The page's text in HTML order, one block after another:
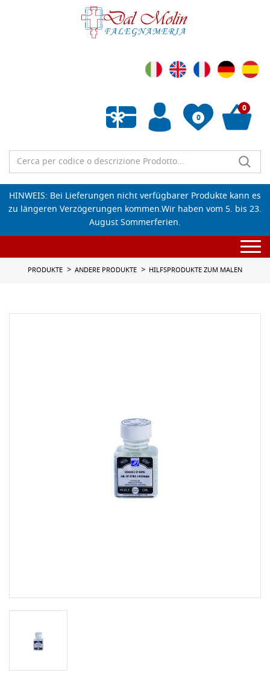
0
Wunschliste leeren
0
HINWEIS: Bei Lieferungen nicht verfügbarer Produkte kann es
zu längeren Verzögerungen kommen.Wir haben vom 5. bis 23.
August Sommerferien.
PRODUKTE ANDERE PRODUKTE HILFSPRODUKTE ZUM MALEN